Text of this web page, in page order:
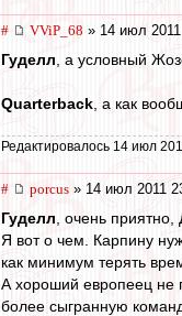
# VViP_68 » 14 июл
Гуделл , а условный
Quarterback , а как
Редактировалось 14 июл
# porcus » 14 июл 2011
Гуделл , очень приятно,
Я вот о чем. Карпину
как минимум терять
А хороший европеец не
более сыгранную